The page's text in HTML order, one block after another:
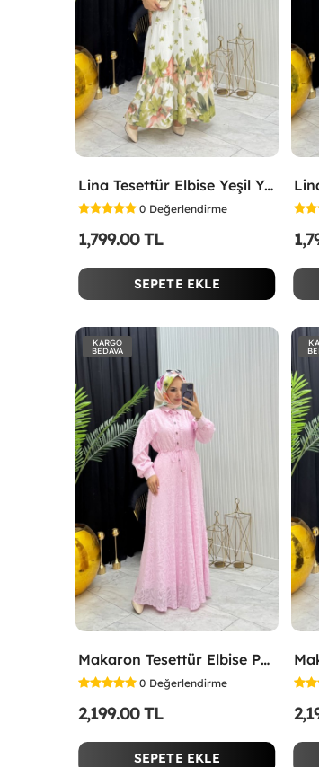
Lina Tesettür Elbise Yeşil Yeşil
0 Değerlendirme
1,799.00 TL
SEPETE EKLE
KARGO
BEDAVA
Makaron Tesettür Elbise Pembe Pembe
0 Değerlendirme
2,199.00 TL
SEPETE EKLE